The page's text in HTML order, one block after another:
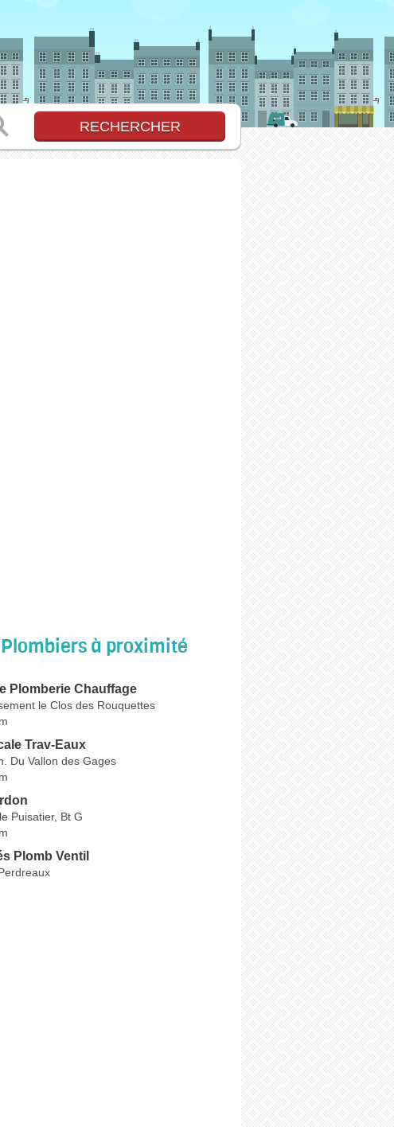
Plombiers à proximité
Plomberie Chauffage
le Clos des Rouquettes
Trav-Eaux
Du Vallon des Gages
Puisatier, Bt G
Plomb Ventil